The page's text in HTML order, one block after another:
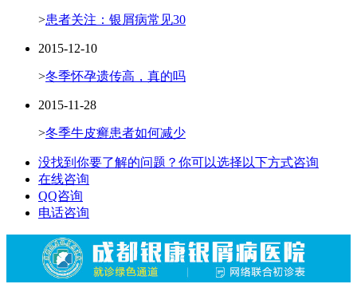
>患者关注：银屑病常见30
2015-12-10
>冬季怀孕遗传高，真的吗
2015-11-28
>冬季牛皮癣患者如何减少
没找到你要了解的问题？你可以选择以下方式咨询
在线咨询
QQ咨询
电话咨询